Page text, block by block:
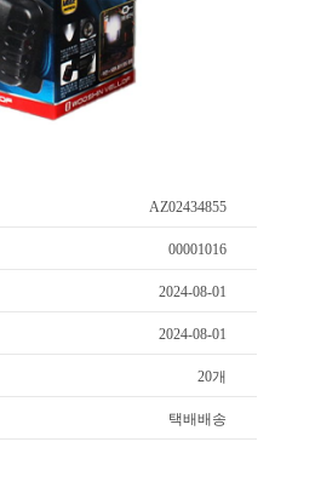
AZ02434855
00001016
2024-08-01
2024-08-01
20개
택배배송